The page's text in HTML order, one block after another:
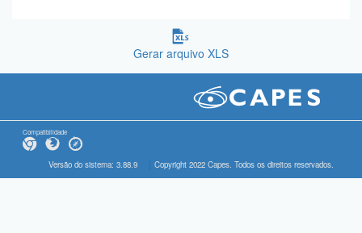
Gerar arquivo XLS
Compatibilidade
Versão do sistema: 3.88.9 Copyright 2022 Capes. Todos os direitos reservados.